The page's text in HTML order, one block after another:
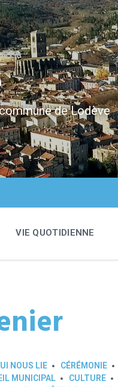
de Lodève
VIE QUOTIDIENNE
NOUS LIE CÉRÉMONIE
MUNICIPAL CULTURE